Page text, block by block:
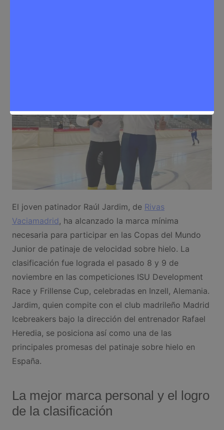
El joven patinador Raúl Jardim, de Rivas
Vaciamadrid, ha alcanzado la marca mínima
necesaria para participar en las Copas del Mundo
Junior de patinaje de velocidad sobre hielo. La
clasificación fue lograda el pasado 8 y 9 de
noviembre en las competiciones ISU Development
Race y Frillense Cup, celebradas en Inzell, Alemania.
Jardim, quien compite con el club madrileño Madrid
Icebreakers bajo la dirección del entrenador Rafael
Heredia, se posiciona así como una de las
principales promesas del patinaje sobre hielo en
España.
La mejor marca personal y el logro
de la clasificación